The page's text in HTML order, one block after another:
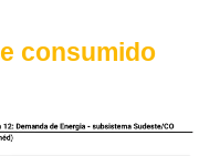
consumido